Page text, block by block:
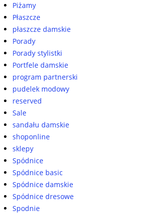
Piżamy
Płaszcze
płaszcze damskie
Porady
Porady stylistki
Portfele damskie
program partnerski
pudelek modowy
reserved
Sale
sandału damskie
shoponline
sklepy
Spódnice
Spódnice basic
Spódnice damskie
Spódnice dresowe
Spodnie